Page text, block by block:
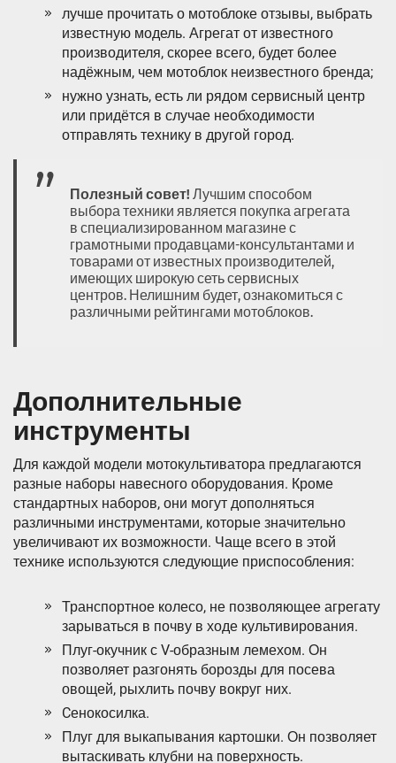
лучше прочитать о мотоблоке отзывы, выбрать
известную модель. Агрегат от известного
производителя, скорее всего, будет более
надёжным, чем мотоблок неизвестного бренда;
нужно узнать, есть ли рядом сервисный центр
или придётся в случае необходимости
отправлять технику в другой город.
Полезный совет! Лучшим способом
выбора техники является покупка агрегата
в специализированном магазине с
грамотными продавцами-консультантами и
товарами от известных производителей,
имеющих широкую сеть сервисных
центров. Нелишним будет, ознакомиться с
различными рейтингами мотоблоков.
Дополнительные
инструменты
Для каждой модели мотокультиватора предлагаются
разные наборы навесного оборудования. Кроме
стандартных наборов, они могут дополняться
различными инструментами, которые значительно
увеличивают их возможности. Чаще всего в этой
технике используются следующие приспособления:
Транспортное колесо, не позволяющее агрегату
зарываться в почву в ходе культивирования.
Плуг-окучник с V-образным лемехом. Он
позволяет разгонять борозды для посева
овощей, рыхлить почву вокруг них.
Cенокосилка.
Плуг для выкапывания картошки. Он позволяет
вытаскивать клубни на поверхность.